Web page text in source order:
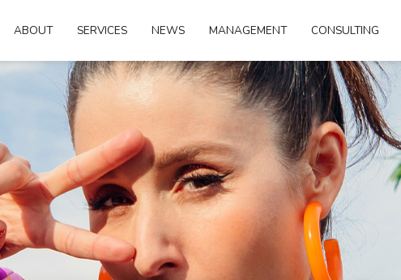
ABOUT SERVICES NEWS MANAGEMENT CONSULTING